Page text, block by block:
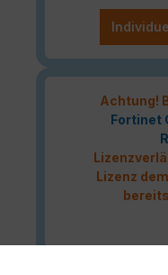
Achtung!
Fortinet
Lizenz